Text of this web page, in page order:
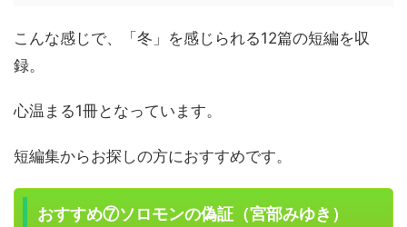
こんな感じで、「冬」を感じられる12篇の短編を収
録。
心温まる1冊となっています。
短編集からお探しの方におすすめです。
おすすめ⑦ソロモンの偽証（宮部みゆき）